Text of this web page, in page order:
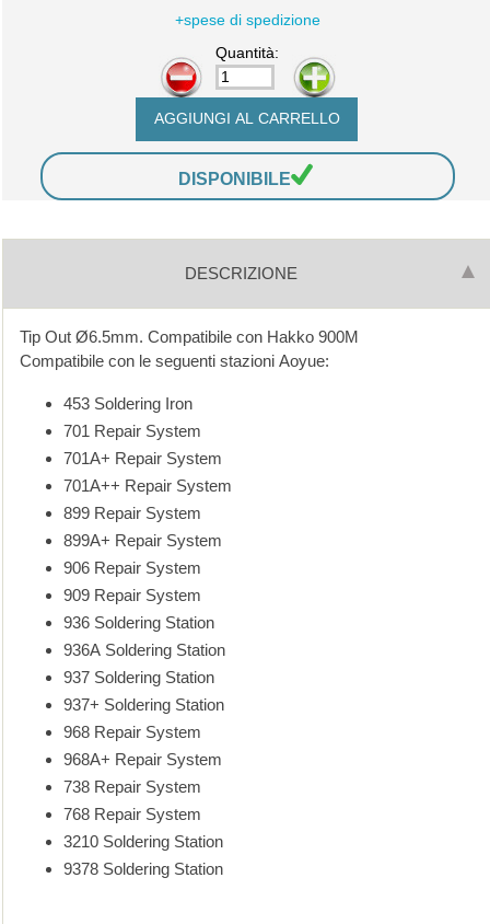
+spese di spedizione
Quantità:
-
+
DISPONIBILE
DESCRIZIONE
Tip Out Ø6.5mm. Compatibile con Hakko 900M
Compatibile con le seguenti stazioni Aoyue:
453 Soldering Iron
701 Repair System
701A+ Repair System
701A++ Repair System
899 Repair System
899A+ Repair System
906 Repair System
909 Repair System
936 Soldering Station
936A Soldering Station
937 Soldering Station
937+ Soldering Station
968 Repair System
968A+ Repair System
738 Repair System
768 Repair System
3210 Soldering Station
9378 Soldering Station